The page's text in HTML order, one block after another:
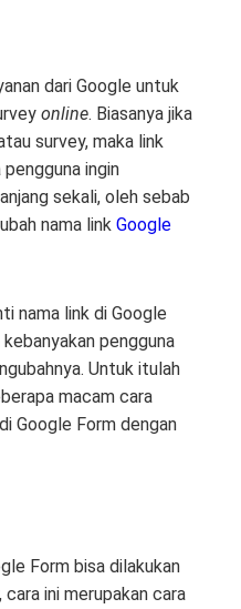
dari Google untuk
online. Biasanya jika
survey, maka link
pengguna ingin
sekali, oleh sebab
nama link Google
nama link di Google
pengguna
Untuk itulah
macam cara
Google Form dengan
Form bisa dilakukan
ini merupakan cara